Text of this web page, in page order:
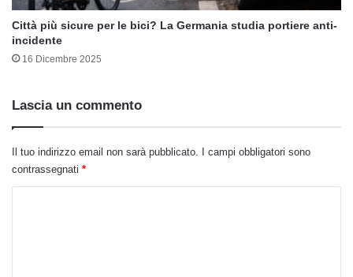
Città più sicure per le bici? La Germania studia portiere anti-
incidente
16 Dicembre 2025
Lascia un commento
Il tuo indirizzo email non sarà pubblicato.
I campi obbligatori sono
contrassegnati *